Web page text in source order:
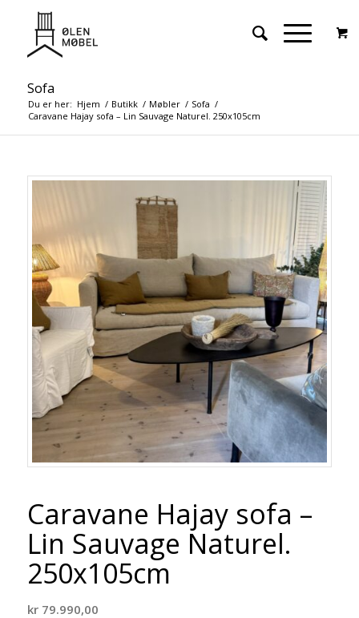
Sofa
Du er her: Hjem / Butikk / Møbler / Sofa /
Caravane Hajay sofa – Lin Sauvage Naturel. 250x105cm
Caravane Hajay sofa –
Lin Sauvage Naturel.
250x105cm
kr79.990,00